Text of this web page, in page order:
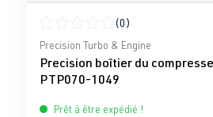
Note moyenne de 0 sur 5 étoiles
(0)
Precision Turbo & Engine
Precision boîtier du
PTP070-1049
Prêt à être expédié !